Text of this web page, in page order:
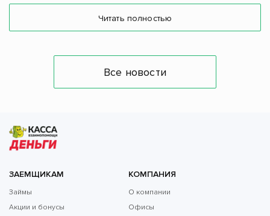
Читать полностью
Все новости
ЗАЕМЩИКАМ
Займы
Акции и бонусы
КОМПАНИЯ
О компании
Офисы